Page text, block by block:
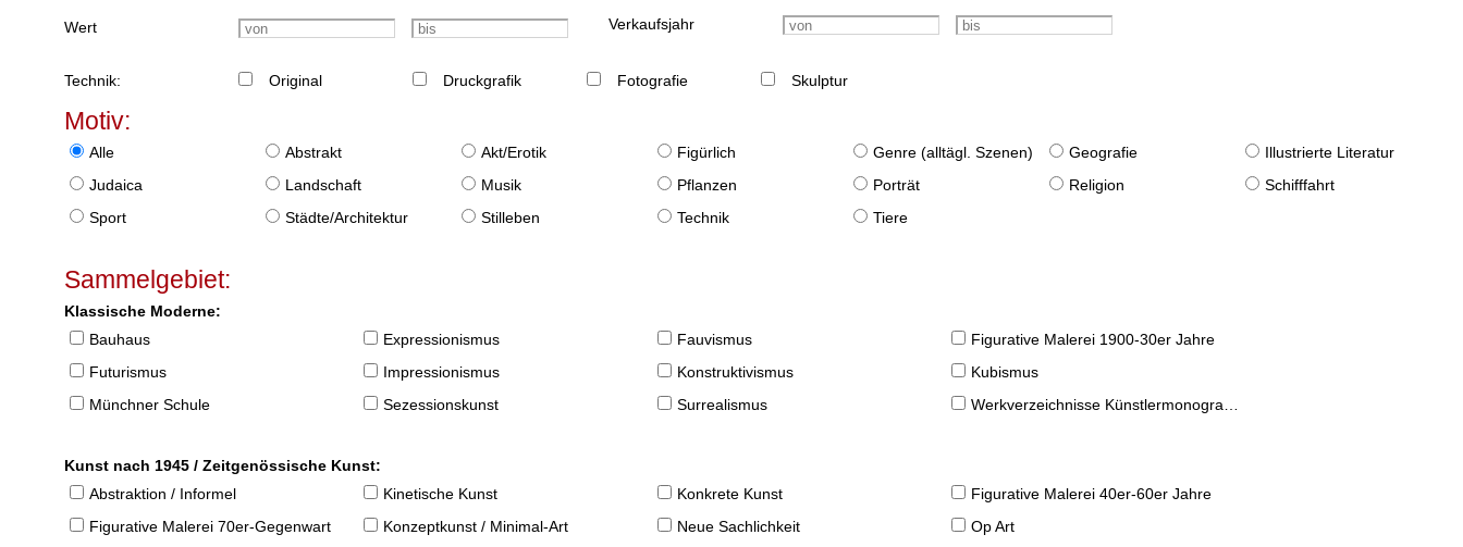
Wert Verkaufsjahr
Technik: Original Druckgrafik Fotografie Skulptur
Motiv:
Alle Abstrakt Akt/Erotik Figürlich Genre (alltägl. Szenen) Geografie
Illustrierte Literatur
Judaica
Landschaft Musik Pflanzen Porträt Religion
Schifffahrt
Sport
Städte/Architektur Stilleben Technik Tiere
Sammelgebiet:
Klassische Moderne:
Bauhaus
Expressionismus Fauvismus
Figurative Malerei 1900-30er Jahre
Futurismus
Impressionismus Konstruktivismus
Kubismus
Münchner Schule
Sezessionskunst Surrealismus Werkverzeichnisse Künstlermonographien
Kunst nach 1945 / Zeitgenössische Kunst:
Abstraktion / Informel
Kinetische Kunst Konkrete Kunst
Figurative Malerei 40er-60er Jahre
Figurative Malerei 70er-Gegenwart
Konzeptkunst / Minimal-Art Neue Sachlichkeit
Op Art